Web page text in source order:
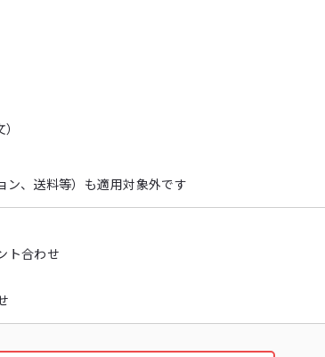
、送料等）も適用対象外です
合わせ